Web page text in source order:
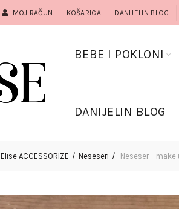
MOJ RAČUN KOŠARICA DANIJELIN BLOG
BEBE I POKLONI
DANIJELIN BLOG
Elise ACCESSORIZE Neseseri Neseser – make